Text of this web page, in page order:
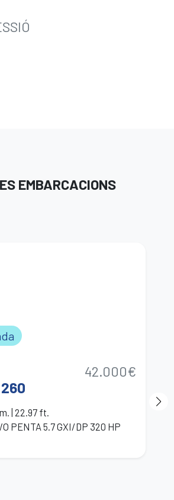
EMBARCACIONS
42.000€
| 22.97 ft.
PENTA 5.7 GXI/DP 320 HP